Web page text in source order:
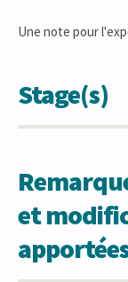
Une note pour
Stage(s)
et